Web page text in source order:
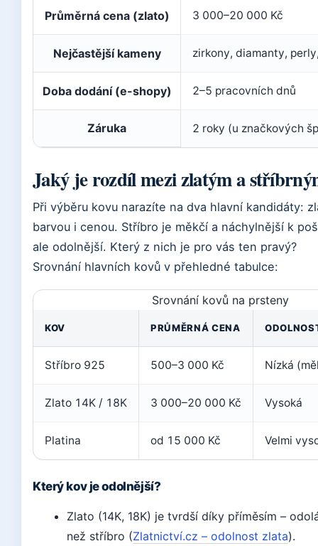
Průměrná cena (zlato) 3 000–20 000 Kč
Nejčastější kameny zirkony, diamanty,
Doba dodání (e-shopy) 2–5 pracovních dnů
Záruka 2 roky (u značkových
Jaký je rozdíl mezi zlatým a
Při výběru kovu narazíte na dva hlavní kandidáty:
barvou i cenou. Stříbro je měkčí a náchylnější k
ale odolnější. Který z nich je pro vás ten pravý?
Srovnání hlavních kovů v přehledné tabulce:
Srovnání kovů na prsteny
KOV PRŮMĚRNÁ CENA
Stříbro 925 500–3 000 Kč Nízká
Zlato 14K / 18K 3 000–20 000 Kč Vysoká
Platina od 15 000 Kč Velmi
Který kov je odolnější?
Zlato (14K, 18K) je tvrdší díky příměsím –
než stříbro (Zlatnictví.cz – odolnost zlata).